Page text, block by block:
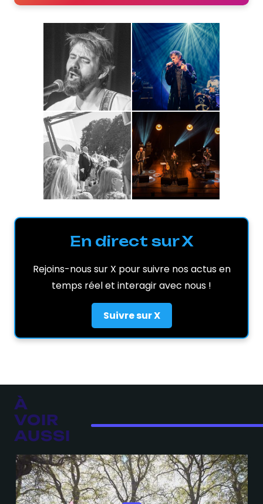
En direct sur X
Rejoins-nous sur X pour suivre nos actus en
temps réel et interagir avec nous !
Suivre sur X
À
VOIR
AUSSI